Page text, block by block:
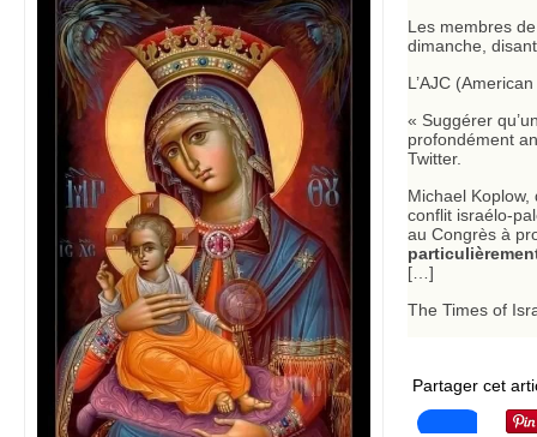
Les membres
dimanche,
L’AJC
« Suggérer
profondément
Twitter.
Michael
conflit israélo-
au Congrès à
[…]
The Times of
Partager cet